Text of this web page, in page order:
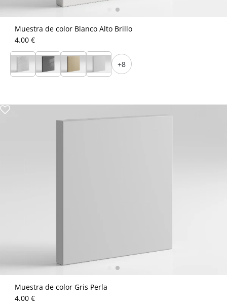
Muestra de color Blanco Alto Brillo
4.00 €
+8
Muestra de color Gris Perla
4.00 €